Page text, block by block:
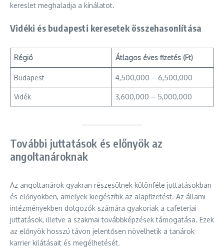
kereslet meghaladja a kínálatot.
Vidéki és budapesti keresetek összehasonlítása
Régió Átlagos éves fizetés (Ft)
Budapest 4,500,000 – 6,500,000
Vidék 3,600,000 – 5,000,000
További juttatások és előnyök az
angoltanároknak
Az angoltanárok gyakran részesülnek különféle juttatásokban
és előnyökben, amelyek kiegészítik az alapfizetést. Az állami
intézményekben dolgozók számára gyakoriak a cafeteriai
juttatások, illetve a szakmai továbbképzések támogatása. Ezek
az előnyök hosszú távon jelentősen növelhetik a tanárok
karrier kilátásait és megélhetését.